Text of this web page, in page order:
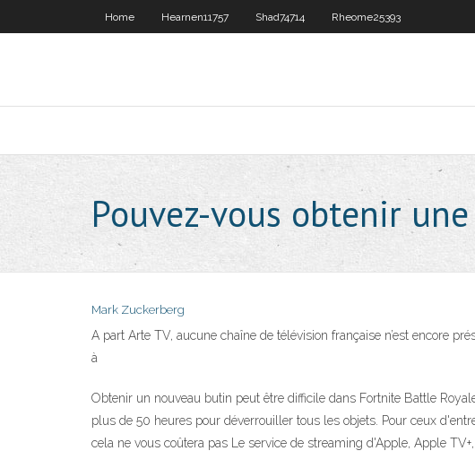
Home Hearnen11757 Shad74714 Rheome25393
Pouvez-vous obtenir
Mark Zuckerberg
A part Arte TV, aucune chaîne de télévision française n’est encore
à
Obtenir un nouveau butin peut être difficile dans Fortnite Battle
plus de 50 heures pour déverrouiller tous les objets. Pour ceux
cela ne vous coûtera pas Le service de streaming d'Apple, Apple